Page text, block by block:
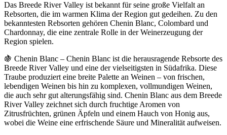
Das Breede River Valley ist bekannt für seine große Vielfalt an
Rebsorten, die im warmen Klima der Region gut gedeihen. Zu den
bekanntesten Rebsorten gehören Chenin Blanc, Colombard und
Chardonnay, die eine zentrale Rolle in der Weinerzeugung der
Region spielen.
🍇 Chenin Blanc – Chenin Blanc ist die herausragende Rebsorte des
Breede River Valley und eine der vielseitigsten in Südafrika. Diese
Traube produziert eine breite Palette an Weinen – von frischen,
lebendigen Weinen bis hin zu komplexen, vollmundigen Weinen,
die auch sehr gut alterungsfähig sind. Chenin Blanc aus dem Breede
River Valley zeichnet sich durch fruchtige Aromen von
Zitrusfrüchten, grünen Äpfeln und einem Hauch von Honig aus,
wobei die Weine eine erfrischende Säure und Mineralität aufweisen.